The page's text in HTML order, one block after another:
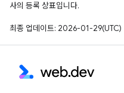
사의 등록 상표입니다.
최종 업데이트: 2026-01-29(UTC)